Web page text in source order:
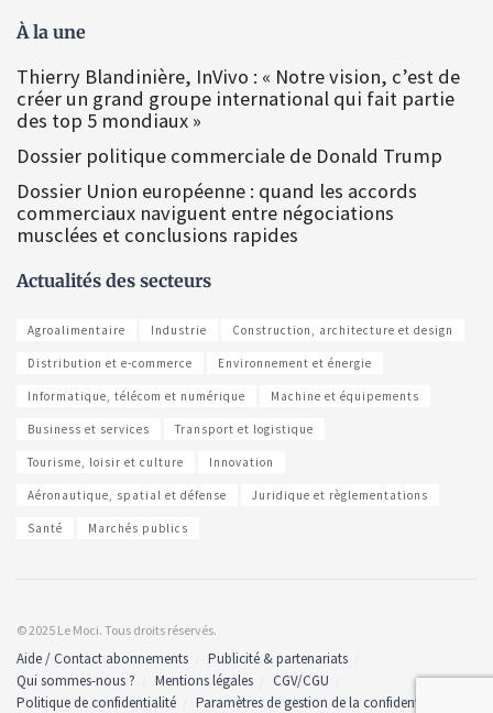
À la une
Thierry Blandinière, InVivo : « Notre vision, c’est de
créer un grand groupe international qui fait partie
des top 5 mondiaux »
Dossier politique commerciale de Donald Trump
Dossier Union européenne : quand les accords
commerciaux naviguent entre négociations
musclées et conclusions rapides
Actualités des secteurs
Agroalimentaire Industrie Construction, architecture et design
Distribution et e-commerce Environnement et énergie
Informatique, télécom et numérique Machine et équipements
Business et services Transport et logistique
Tourisme, loisir et culture Innovation
Aéronautique, spatial et défense Juridique et règlementations
Santé Marchés publics
© 2025 Le Moci. Tous droits réservés.
Aide / Contact abonnements
Publicité & partenariats
Qui sommes-nous ?
Mentions légales
CGV/CGU
Politique de confidentialité
Paramètres de gestion de la confidentialité